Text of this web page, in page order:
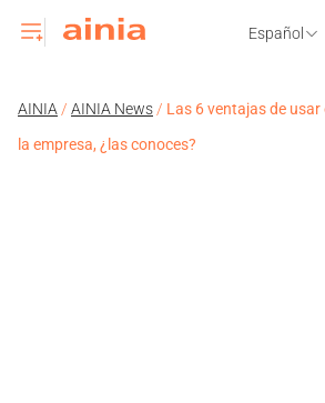
Español
AINIA / AINIA News / Las 6 ventajas de
la empresa, ¿las conoces?